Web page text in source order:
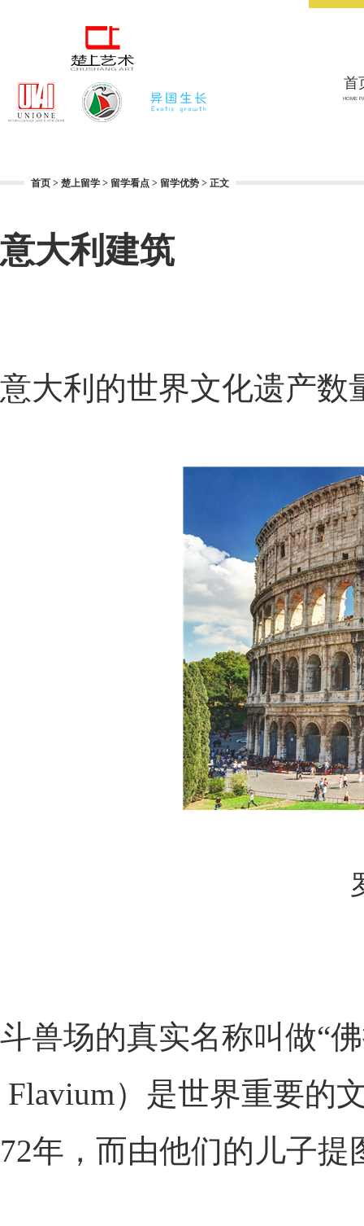
首
HOME
首页 > 楚上留学 > 留学看点 > 留学优势 > 正文
意大利建筑
意大利的世界文化遗产数
斗兽场的真实名称叫做“
Flavium）是世界重要的
72年，而由他们的儿子